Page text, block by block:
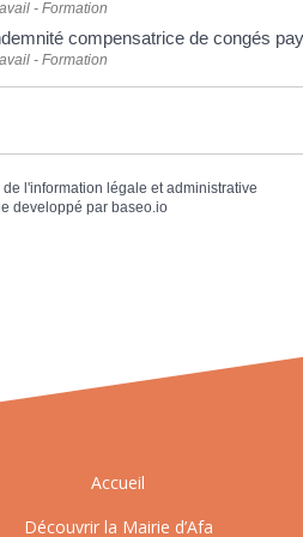
- Formation
compensatrice de congés
- Formation
de l'information légale et administrative
developpé par baseo.io
Accueil
Découvrir la Mairie d’Afa